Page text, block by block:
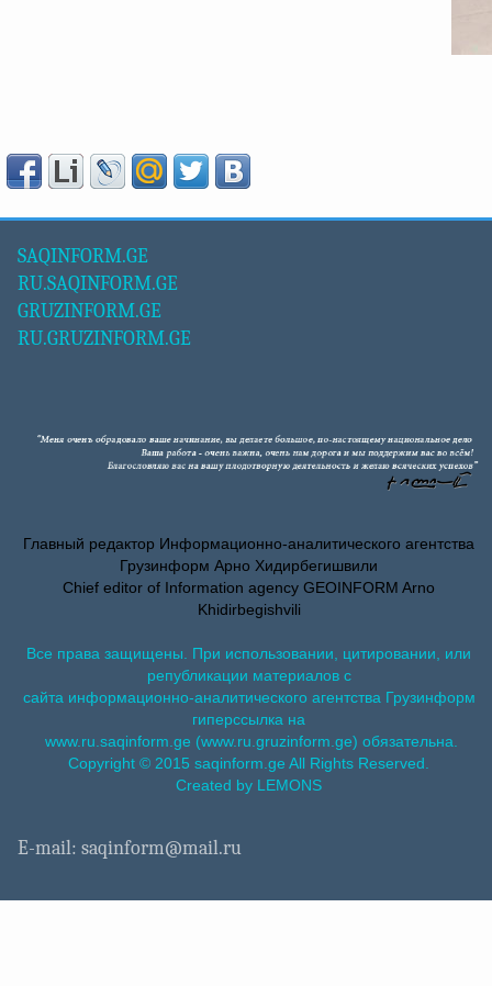
SAQINFORM.GE
RU.SAQINFORM.GE
GRUZINFORM.GE
RU.GRUZINFORM.GE
Главный редактор Информационно-аналитического агентства
Грузинформ Арно Хидирбегишвили
Chief editor of Information agency GEOINFORM Arno
Khidirbegishvili
Все права защищены. При использовании, цитировании, или
републикации материалов с
сайта информационно-аналитического агентства Грузинформ
гиперссылка на
www.ru.saqinform.ge (www.ru.gruzinform.ge) обязательна.
Copyright © 2015 saqinform.ge All Rights Reserved.
Created by LEMONS
E-mail: saqinform@mail.ru